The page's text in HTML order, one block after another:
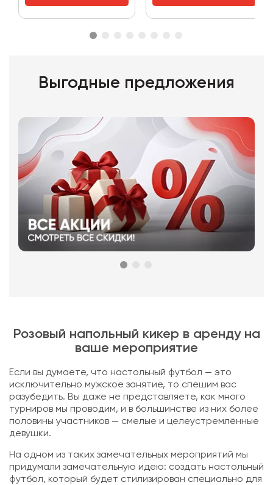
Выгодные предложения
Розовый напольный кикер в аренду на
ваше мероприятие
Если вы думаете, что настольный футбол — это
исключительно мужское занятие, то спешим вас
разубедить. Вы даже не представляете, как много
турниров мы проводим, и в большинстве из них более
половины участников — смелые и целеустремлённые
девушки.
На одном из таких замечательных мероприятий мы
придумали замечательную идею: создать настольный
футбол, который будет стилизирован специально для